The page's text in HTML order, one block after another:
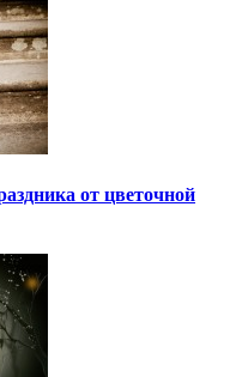
от цветочной